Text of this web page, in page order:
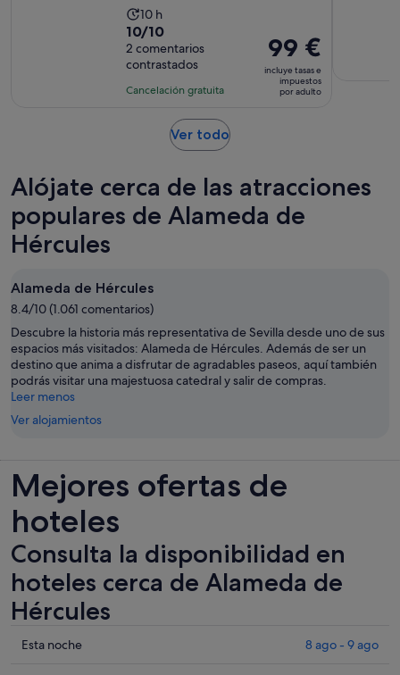
La
duración
de
la
actividad
10 horas
10 h
10.0
sobre
10
con
comentarios
10/10
2 comentarios
contrastados
Cancelación gratuita
El
precio
es
de
99 €
incluye tasas e
impuestos
por adulto
Ver todoSe
una
pestaña
nueva
Alójate cerca de las atracciones
populares de Alameda de
Hércules
Alameda de Hércules
8.4/10 (1.061 comentarios)
Descubre la historia más representativa de Sevilla desde uno de sus
espacios más visitados: Alameda de Hércules. Además de ser un
destino que anima a disfrutar de agradables paseos, aquí también
podrás visitar una majestuosa catedral y salir de compras.
Leer menos
Ver alojamientos
Mejores ofertas de
hoteles
Consulta la disponibilidad en
hoteles cerca de Alameda de
Hércules
Comprueba
Esta noche 8 ago - 9 ago